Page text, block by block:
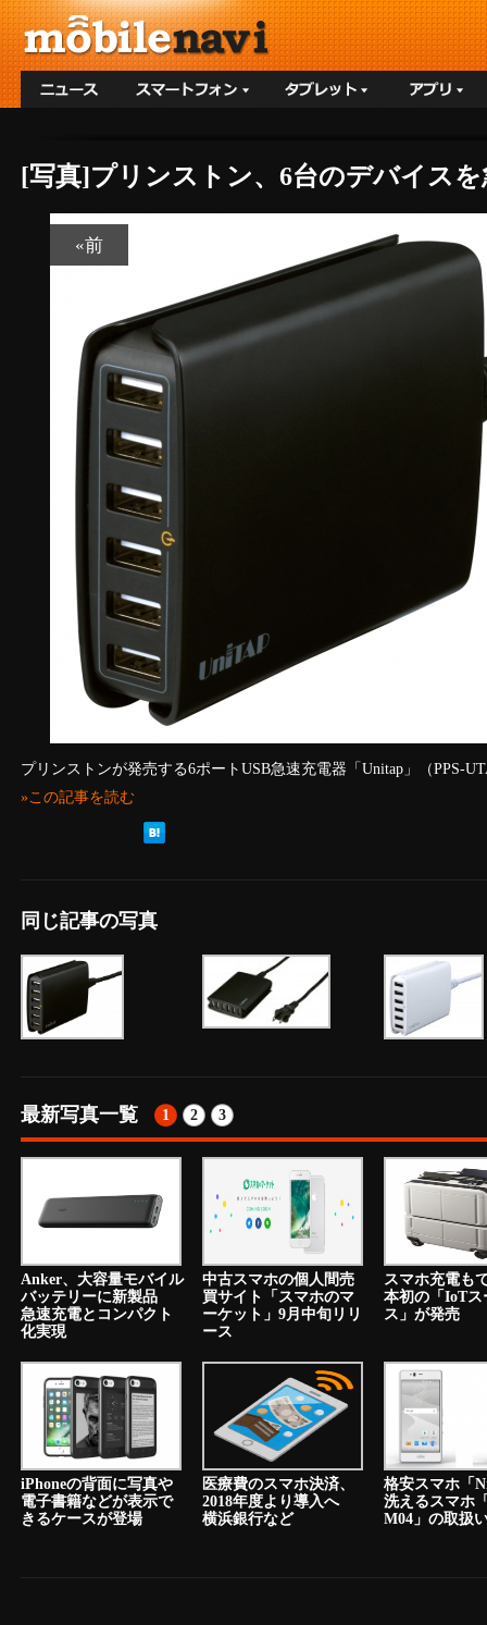
[写真]プリンストン、6台のデバイス
«前
プリンストンが発売する6ポートUSB急速充電器「Unitap」（PPS-
»この記事を読む
同じ記事の写真
最新写真一覧 1 2 3
Anker、大容量モバイル
バッテリーに新製品
急速充電とコンパクト
化実現
中古スマホの個人間売
買サイト「スマホのマ
ーケット」9月中旬リリ
ース
スマホ充電も
本初の「IoTス
ス」が発売
iPhoneの背面に写真や
電子書籍などが表示で
きるケースが登場
医療費のスマホ決済、
2018年度より導入へ
横浜銀行など
格安スマホ
洗えるスマホ
M04」の取扱